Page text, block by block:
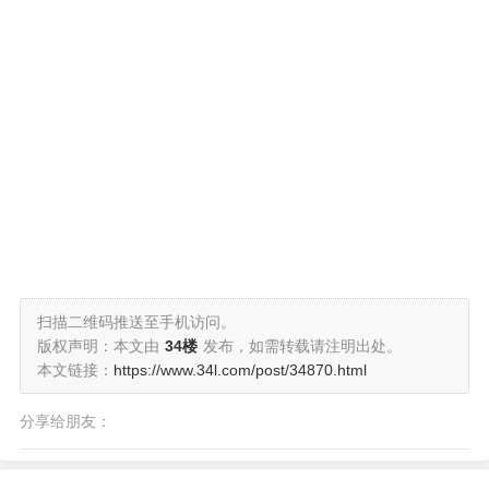
扫描二维码推送至手机访问。
版权声明：本文由 34楼 发布，如需转载请注明出处。
本文链接： https://www.34l.com/post/34870.html
分享给朋友：